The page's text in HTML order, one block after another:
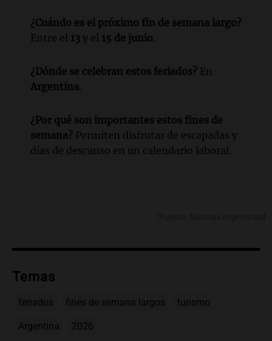
¿Cuándo es el próximo fin de semana largo?
Entre el 13 y el 15 de junio.
¿Dónde se celebran estos feriados? En
Argentina.
¿Por qué son importantes estos fines de
semana? Permiten disfrutar de escapadas y
días de descanso en un calendario laboral.
Temas
feriados fines de semana largos turismo
Argentina 2026